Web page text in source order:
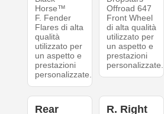
Horse™
F. Fender
Flares di alta
qualità
utilizzato per
un aspetto e
prestazioni
personalizzate.
Offroad 647
Front Wheel
di alta qualità
utilizzato per
un aspetto e
prestazioni
personalizzate.
Rear
R. Right